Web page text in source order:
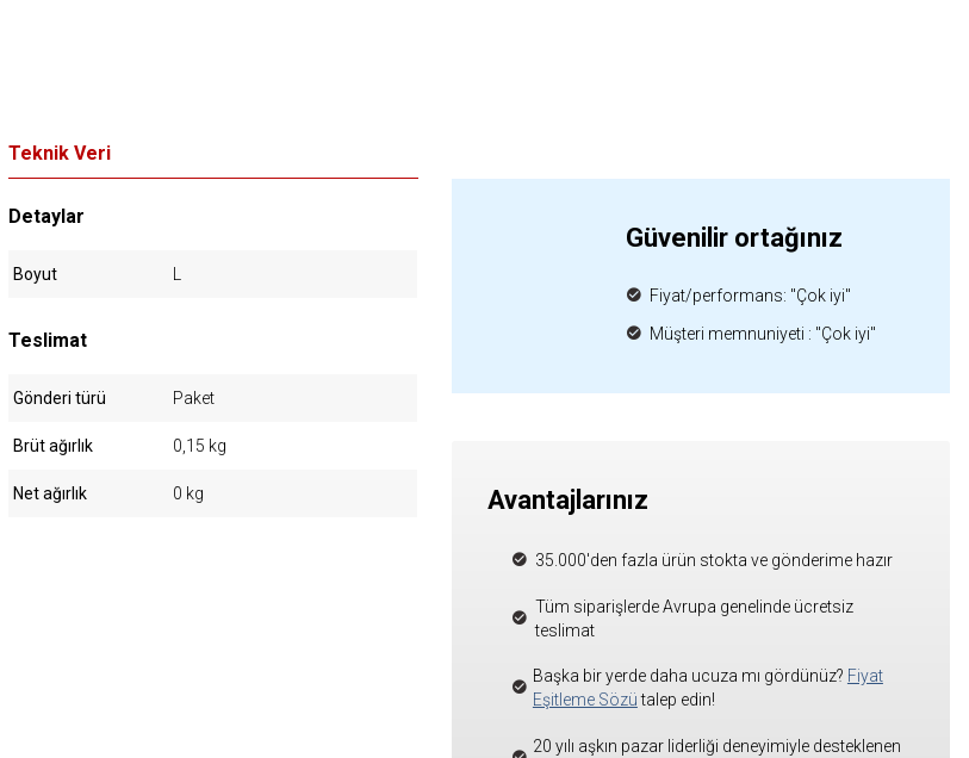
Teknik Veri
Detaylar
Boyut
Teslimat
Gönderi türü Paket
Brüt ağırlık 0,15 kg
Net ağırlık 0 kg
Güvenilir ortağınız
Fiyat/performans: "Çok iyi"
Müşteri memnuniyeti : "Çok iyi"
Avantajlarınız
35.000'den fazla ürün stokta ve gönderime hazır
Tüm siparişlerde Avrupa genelinde ücretsiz
teslimat
Başka bir yerde daha ucuza mı gördünüz? Fiyat
Eşitleme Sözütalep edin!
20 yılı aşkın pazar liderliği deneyimiyle desteklenen